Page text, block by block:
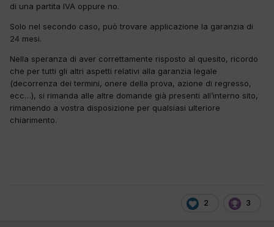
di una partita IVA oppure no.
Solo nel secondo caso, può trovare applicazione la garanzia di
24 mesi.
Nella speranza di aver correttamente risposto al quesito, ricordo
che per tutti gli altri aspetti relativi alla garanzia legale
(decorrenza dei termini, onere della prova, azione di regresso,
ecc…), si rimanda alle altre domande già presenti all’interno sito,
rimanendo a vostra disposizione per qualsiasi ulteriore
chiarimento.
2 3